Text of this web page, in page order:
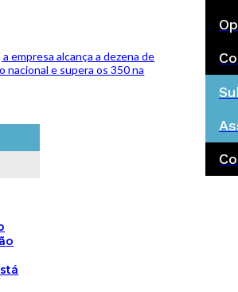
empresa alcança a dezena de
e supera os 350 na